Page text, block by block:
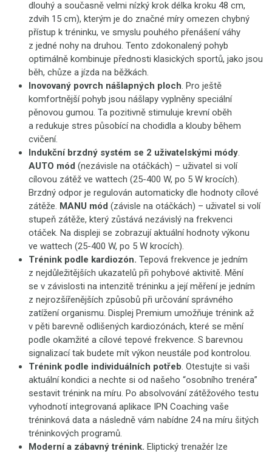
dlouhý a současně velmi nízký krok délka kroku 48 cm,
zdvih 15 cm), kterým je do značné míry omezen chybný
přístup k tréninku, ve smyslu pouhého přenášení váhy
z jedné nohy na druhou. Tento zdokonalený pohyb
optimálně kombinuje přednosti klasických sportů, jako jsou
běh, chůze a jízda na běžkách.
Inovovaný povrch nášlapných ploch. Pro ještě
komfortnější pohyb jsou nášlapy vyplněny speciální
pěnovou gumou. Ta pozitivně stimuluje krevní oběh
a redukuje stres působící na chodidla a klouby během
cvičení.
Indukční brzdný systém se 2 uživatelskými módy.
AUTO mód (nezávisle na otáčkách) – uživatel si volí
cílovou zátěž ve wattech (25-400 W, po 5 W krocích).
Brzdný odpor je regulován automaticky dle hodnoty cílové
zátěže. MANU mód (závisle na otáčkách) – uživatel si volí
stupeň zátěže, který zůstává nezávislý na frekvenci
otáček. Na displeji se zobrazují aktuální hodnoty výkonu
ve wattech (25-400 W, po 5 W krocích).
Trénink podle kardiozón. Tepová frekvence je jedním
z nejdůležitějších ukazatelů při pohybové aktivitě. Mění
se v závislosti na intenzitě tréninku a její měření je jedním
z nejrozšířenějších způsobů při určování správného
zatížení organismu. Displej Premium umožňuje trénink až
v pěti barevně odlišených kardiozónách, které se mění
podle okamžité a cílové tepové frekvence. S barevnou
signalizací tak budete mít výkon neustále pod kontrolou.
Trénink podle individuálních potřeb. Otestujte si vaši
aktuální kondici a nechte si od našeho “osobního trenéra”
sestavit trénink na míru. Po absolvování zátěžového testu
vyhodnotí integrovaná aplikace IPN Coaching vaše
tréninková data a následně vám nabídne 24 na míru šitých
tréninkových programů.
Moderní a zábavný trénink. Eliptický trenažér lze